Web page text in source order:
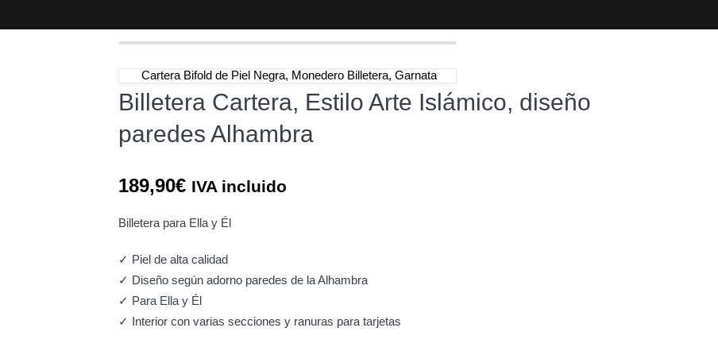
Cartera Bifold de Piel Negra, Monedero Billetera, Garnata
Billetera Cartera, Estilo Arte Islámico, diseño
paredes Alhambra
189,90€ IVA incluido
Billetera para Ella y Él
✓ Piel de alta calidad
✓ Diseño según adorno paredes de la Alhambra
✓ Para Ella y Él
✓ Interior con varias secciones y ranuras para tarjetas